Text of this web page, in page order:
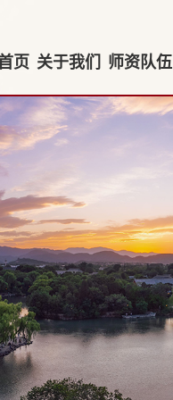
页 关于我们 师资队伍